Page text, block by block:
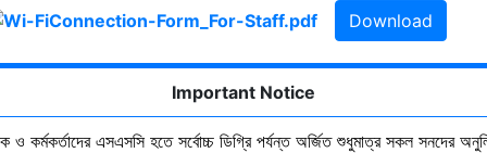
Download
Important Notice
ও কর্মকর্তাদের এসএসসি হতে সর্বোচ্চ ডিগ্রি পর্যন্ত অর্জিত শুধুমাত্র সকল সনদের